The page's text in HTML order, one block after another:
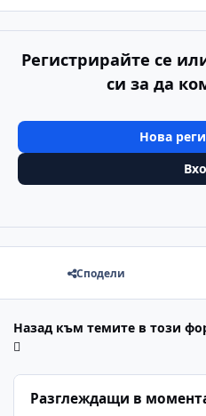
Регистрирайте се
си за да
Нова
Сподели
Назад към темите в този
Разглеждащи в